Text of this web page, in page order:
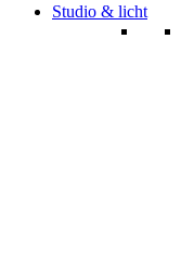
Studio & licht